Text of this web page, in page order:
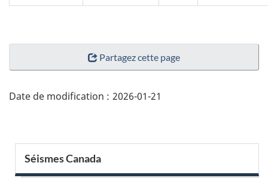
"Détails
page"
Partagez cette page
Date de modification : 2026-01-21
Menu
de
Séismes Canada